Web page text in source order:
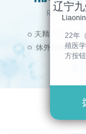
辽宁
22年
殖医
方按